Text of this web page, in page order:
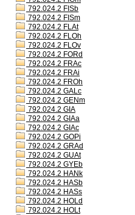
792.024.2 FISb
792.024.2 FISm
792.024.2 FLAt
792.024.2 FLOh
792.024.2 FLOv
792.024.2 FORd
792.024.2 FRAc
792.024.2 FRAi
792.024.2 FROh
792.024.2 GALc
792.024.2 GENm
792.024.2 GIA
792.024.2 GIAa
792.024.2 GIAc
792.024.2 GOPi
792.024.2 GRAd
792.024.2 GUAt
792.024.2 GYEb
792.024.2 HANk
792.024.2 HASb
792.024.2 HASs
792.024.2 HOLd
792.024.2 HOLt